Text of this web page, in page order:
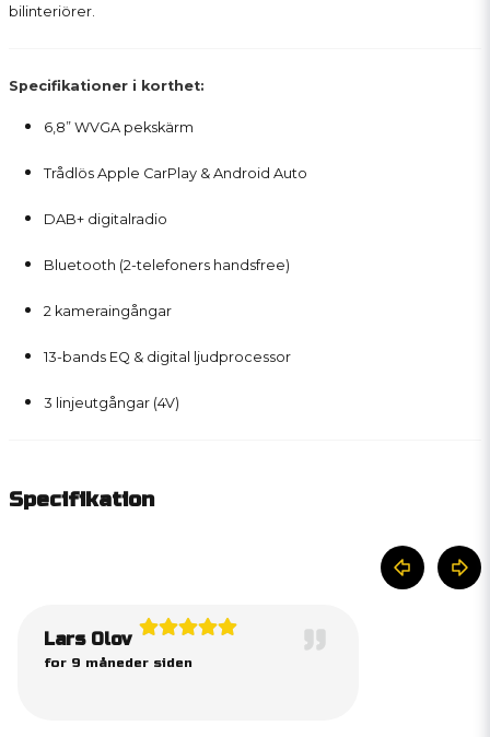
bilinteriörer.
Specifikationer i korthet:
6,8” WVGA pekskärm
Trådlös Apple CarPlay & Android Auto
DAB+ digitalradio
Bluetooth (2-telefoners handsfree)
2 kameraingångar
13-bands EQ & digital ljudprocessor
3 linjeutgångar (4V)
Specifikation
Lars Olov
for 9 måneder siden